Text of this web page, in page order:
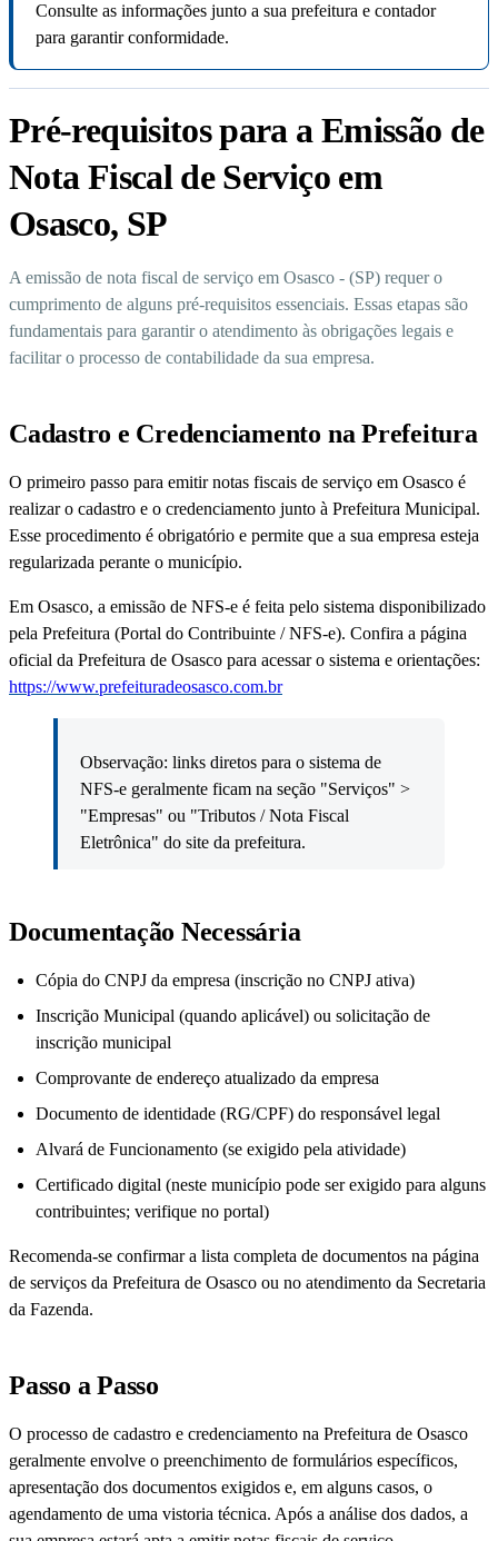
Consulte as informações junto a sua prefeitura e contador
para garantir conformidade.
Pré-requisitos para a Emissão de
Nota Fiscal de Serviço em
Osasco, SP
A emissão de nota fiscal de serviço em Osasco - (SP) requer o
cumprimento de alguns pré-requisitos essenciais. Essas etapas são
fundamentais para garantir o atendimento às obrigações legais e
facilitar o processo de contabilidade da sua empresa.
Cadastro e Credenciamento na Prefeitura
O primeiro passo para emitir notas fiscais de serviço em Osasco é
realizar o cadastro e o credenciamento junto à Prefeitura Municipal.
Esse procedimento é obrigatório e permite que a sua empresa esteja
regularizada perante o município.
Em Osasco, a emissão de NFS-e é feita pelo sistema disponibilizado
pela Prefeitura (Portal do Contribuinte / NFS-e). Confira a página
oficial da Prefeitura de Osasco para acessar o sistema e orientações:
https://www.prefeituradeosasco.com.br
Observação: links diretos para o sistema de
NFS-e geralmente ficam na seção "Serviços" >
"Empresas" ou "Tributos / Nota Fiscal
Eletrônica" do site da prefeitura.
Documentação Necessária
Cópia do CNPJ da empresa (inscrição no CNPJ ativa)
Inscrição Municipal (quando aplicável) ou solicitação de
inscrição municipal
Comprovante de endereço atualizado da empresa
Documento de identidade (RG/CPF) do responsável legal
Alvará de Funcionamento (se exigido pela atividade)
Certificado digital (neste município pode ser exigido para alguns
contribuintes; verifique no portal)
Recomenda-se confirmar a lista completa de documentos na página
de serviços da Prefeitura de Osasco ou no atendimento da Secretaria
da Fazenda.
Passo a Passo
O processo de cadastro e credenciamento na Prefeitura de Osasco
geralmente envolve o preenchimento de formulários específicos,
apresentação dos documentos exigidos e, em alguns casos, o
agendamento de uma vistoria técnica. Após a análise dos dados, a